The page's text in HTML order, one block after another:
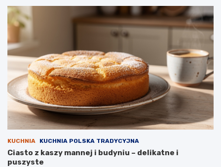
KUCHNIA KUCHNIA POLSKA TRADYCYJNA
Ciasto z kaszy mannej i budyniu – delikatne i
puszyste